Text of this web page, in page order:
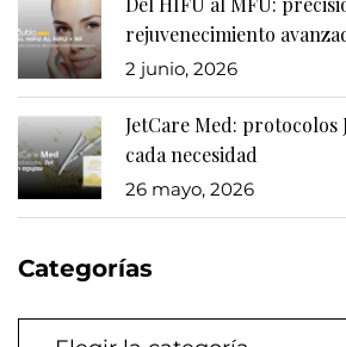
rejuvenecimiento
2 junio, 2026
JetCare Med: protocolos
cada necesidad
26 mayo, 2026
Categorías
Categorías